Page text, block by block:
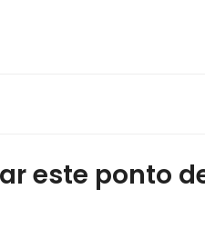
este ponto